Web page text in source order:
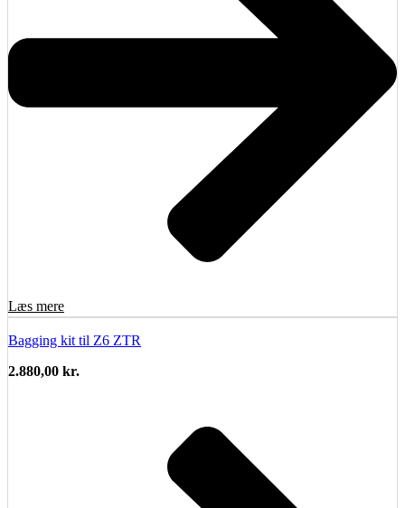
Læs mere
Bagging kit til Z6 ZTR
2.880,00 kr.